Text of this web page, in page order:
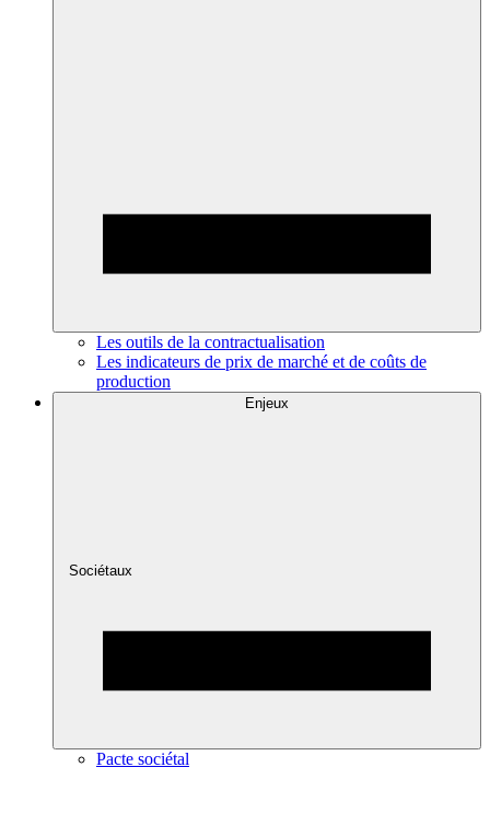
Les outils de la contractualisation
Les indicateurs de prix de marché et de coûts de
production
Enjeux
Sociétaux
Pacte sociétal